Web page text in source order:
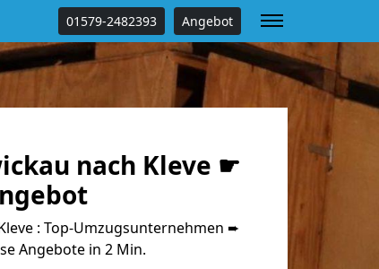
01579-2482393 Angebot
nach Kleve ☛
: Top-Umzugsunternehmen ➨
Angebote in 2 Min.